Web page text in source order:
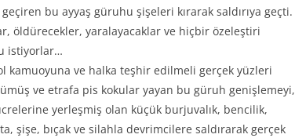
bu ayyaş güruhu şişeleri kırarak saldırıya geçti.
öldürecekler, yaralayacaklar ve hiçbir özeleştiri
istiyorlar…
kamuoyuna ve halka teşhir edilmeli gerçek yüzleri
ve etrafa pis kokular yayan bu güruh genişlemeyi,
yerleşmiş olan küçük burjuvalık, bencilik,
şişe, bıçak ve silahla devrimcilere saldırarak gerçek